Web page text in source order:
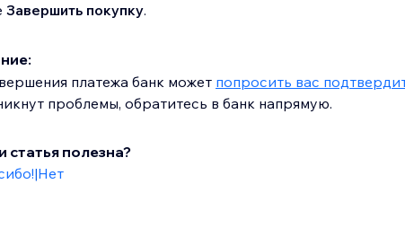
Завершить покупку.
платежа банк может попросить вас
проблемы, обратитесь в банк напрямую.
статья полезна?
|Нет